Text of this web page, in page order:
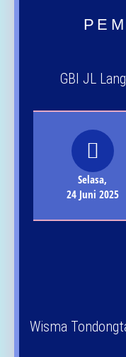
GBI JL
Selasa,
24 Juni 2025
Wisma